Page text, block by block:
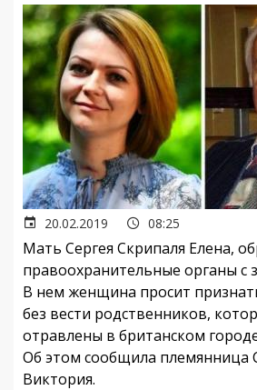
20.02.2019 08:25
Мать Сергея Скрипаля Елена,
правоохранительные органы с
В нем женщина просит
без вести родственников,
отравлены в британском
Об этом сообщила племянница
Виктория.